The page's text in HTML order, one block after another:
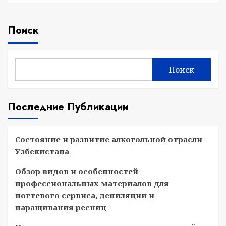
Поиск
Поиск
Последние Публикации
Состояние и развитие алкогольной отрасли
Узбекистана
Обзор видов и особенностей
профессиональных материалов для
ногтевого сервиса, депиляции и
наращивания ресниц